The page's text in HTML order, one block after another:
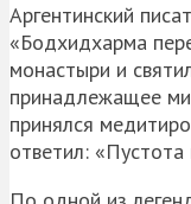
Аргентинский
«Бодхидхарма
монастыри и
принадлежащее
принялся
ответил: «Пустота